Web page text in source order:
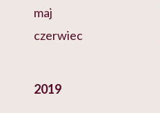
maj
czerwiec
2019